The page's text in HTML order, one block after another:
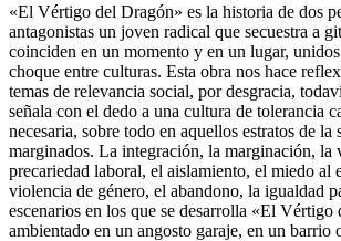
«El Vértigo del Dragón» es la historia de dos
antagonistas un joven radical que secuestra a
coinciden en un momento y en un lugar,
choque entre culturas. Esta obra nos hace
temas de relevancia social, por desgracia,
señala con el dedo a una cultura de tolerancia
necesaria, sobre todo en aquellos estratos de la
marginados. La integración, la marginación, la
precariedad laboral, el aislamiento, el miedo al
violencia de género, el abandono, la igualdad
escenarios en los que se desarrolla «El Vértigo
ambientado en un angosto garaje, en un barrio